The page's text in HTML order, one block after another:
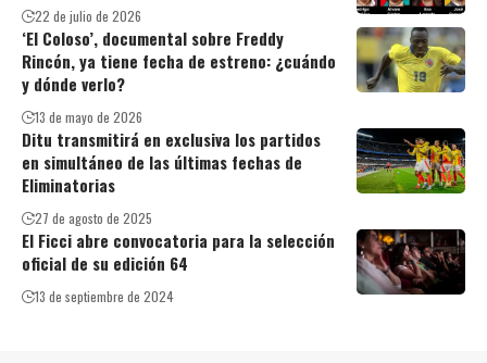
22 de julio de 2026
‘El Coloso’, documental sobre Freddy
Rincón, ya tiene fecha de estreno: ¿cuándo
y dónde verlo?
13 de mayo de 2026
Ditu transmitirá en exclusiva los partidos
en simultáneo de las últimas fechas de
Eliminatorias
27 de agosto de 2025
El Ficci abre convocatoria para la selección
oficial de su edición 64
13 de septiembre de 2024